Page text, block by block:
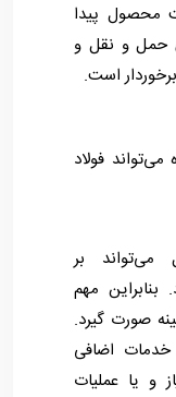
محصول پیدا
حمل و نقل و
است.
فولاد
می‌تواند بر
بنابراین مهم
صورت گیرد.
اضافی
و یا عملیات